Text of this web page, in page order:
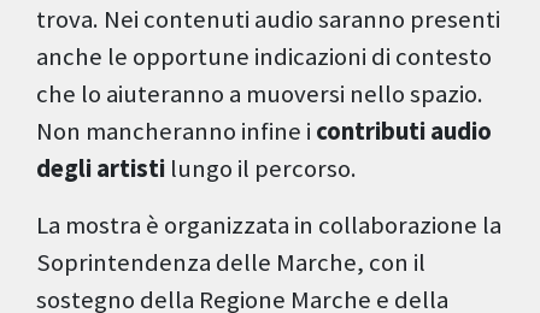
trova. Nei contenuti audio saranno presenti
anche le opportune indicazioni di contesto
che lo aiuteranno a muoversi nello spazio.
Non mancheranno infine i contributi audio
degli artisti lungo il percorso.
La mostra è organizzata in collaborazione la
Soprintendenza delle Marche, con il
sostegno della Regione Marche e della